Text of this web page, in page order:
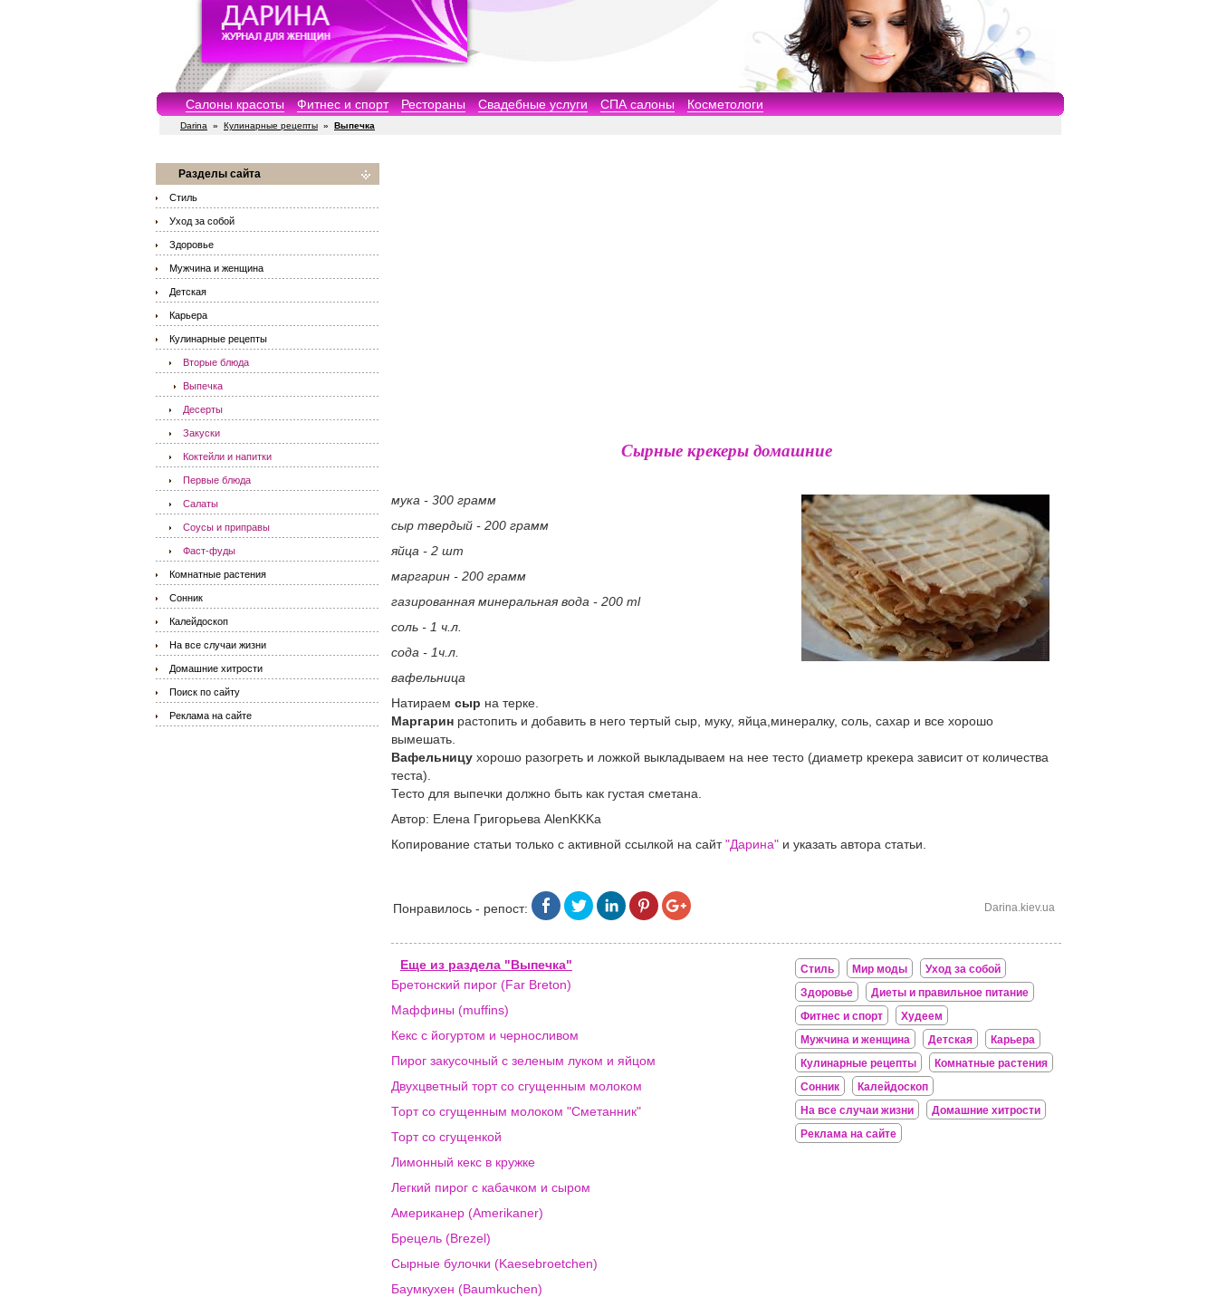
Салоны красоты Фитнес и спорт Рестораны Свадебные услуги СПА салоны Косметологи
Darina » Кулинарные рецепты » Выпечка
Разделы сайта
Стиль
Уход за собой
Здоровье
Мужчина и женщина
Детская
Карьера
Кулинарные рецепты
Вторые блюда
Выпечка
Десерты
Закуски
Коктейли и напитки
Первые блюда
Салаты
Соусы и приправы
Фаст-фуды
Комнатные растения
Сонник
Калейдоскоп
На все случаи жизни
Домашние хитрости
Поиск по сайту
Реклама на сайте
Сырные крекеры домашние
мука - 300 грамм
сыр твердый - 200 грамм
яйца - 2 шт
маргарин - 200 грамм
газированная минеральная вода - 200 ml
соль - 1 ч.л.
сода - 1ч.л.
вафельница
Натираем сыр на терке.
Маргарин растопить и добавить в него тертый сыр, муку, яйца,минералку, соль, сахар и все хорошо
вымешать.
Вафельницу хорошо разогреть и ложкой выкладываем на нее тесто (диаметр крекера зависит от количества
теста).
Тесто для выпечки должно быть как густая сметана.
Автор: Елена Григорьева AlenKKKa
Копирование статьи только с активной ссылкой на сайт"Дарина" и указать автора статьи.
Понравилось - репост: Darina.kiev.ua
Еще из раздела "Выпечка"
Бретонский пирог (Far Breton)
Маффины (muffins)
Кекс с йогуртом и черносливом
Пирог закусочный с зеленым луком и яйцом
Двухцветный торт со сгущенным молоком
Торт со сгущенным молоком "Сметанник"
Торт со сгущенкой
Лимонный кекс в кружке
Легкий пирог с кабачком и сыром
Американер (Amerikaner)
Брецель (Brezel)
Сырные булочки (Kaesebroetchen)
Баумкухен (Baumkuchen)
Стиль Мир моды
Уход за собой
Здоровье
Диеты и правильное питание
Фитнес и спорт
Худеем
Мужчина и женщина
Детская
Карьера
Кулинарные рецепты
Комнатные растения
Сонник
Калейдоскоп
На все случаи жизни
Домашние хитрости
Реклама на сайте